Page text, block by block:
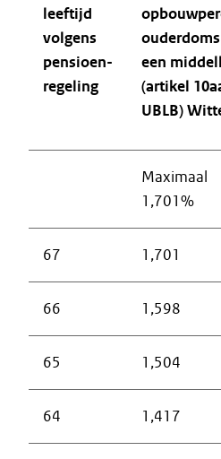
leeftijd
volgens
pensioen-
regeling
een
(artikel
UBLB)
Maximaal
1,701%
67 1,701
66 1,598
65 1,504
64 1,417